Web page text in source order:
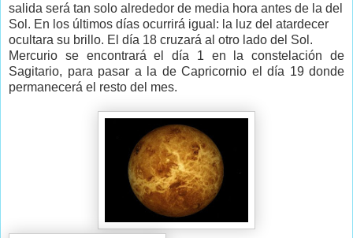
salida será tan solo alrededor de media hora antes de la del
Sol. En los últimos días ocurrirá igual: la luz del atardecer
ocultara su brillo. El día 18 cruzará al otro lado del Sol.
Mercurio se encontrará el día 1 en la constelación de
Sagitario, para pasar a la de Capricornio el día 19 donde
permanecerá el resto del mes.